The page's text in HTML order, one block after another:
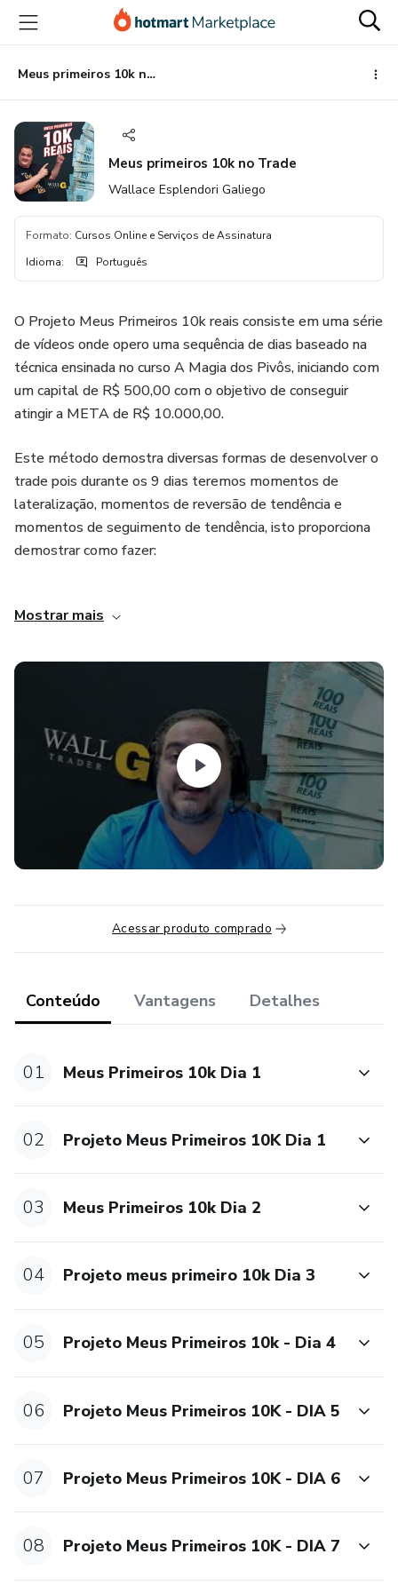
para
conteúdo
principal
para
pagamento
para
rodapé
Meus primeiros 10k no Trade
Meus primeiros 10k no Trade
Wallace Esplendori Galiego
Formato: Cursos Online e Serviços de Assinatura
Idioma: Português
O Projeto Meus Primeiros 10k reais consiste em uma série
de vídeos onde opero uma sequência de dias baseado na
técnica ensinada no curso A Magia dos Pivôs, iniciando com
um capital de R$ 500,00 com o objetivo de conseguir
atingir a META de R$ 10.000,00.
Este método demostra diversas formas de desenvolver o
trade pois durante os 9 dias teremos momentos de
lateralização, momentos de reversão de tendência e
momentos de seguimento de tendência, isto proporciona
demostrar como fazer:
- Estabelecer alvos e praticar técnicas para segurar trades
longos
As gravações foram feitas em conta de demonstração
para apresentação da técnica.
Anexo você ganha uma planilha de acompanhamento de
“Todas as estratégias e investimentos envolvem risco de
perda. Nenhuma informação contida neste produto deve
Mostrar mais
Acessar produto comprado
Conteúdo Vantagens Detalhes
01 Meus Primeiros 10k Dia 1
02 Projeto Meus Primeiros 10K Dia 1
03 Meus Primeiros 10k Dia 2
04 Projeto meus primeiro 10k Dia 3
05 Projeto Meus Primeiros 10k - Dia 4
06 Projeto Meus Primeiros 10K - DIA 5
07 Projeto Meus Primeiros 10K - DIA 6
08 Projeto Meus Primeiros 10K - DIA 7